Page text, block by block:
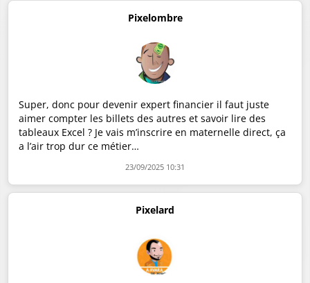
Pixelombre
Super, donc pour devenir expert financier il faut juste
aimer compter les billets des autres et savoir lire des
tableaux Excel ? Je vais m’inscrire en maternelle direct, ça
a l’air trop dur ce métier…
23/09/2025 10:31
Pixelard